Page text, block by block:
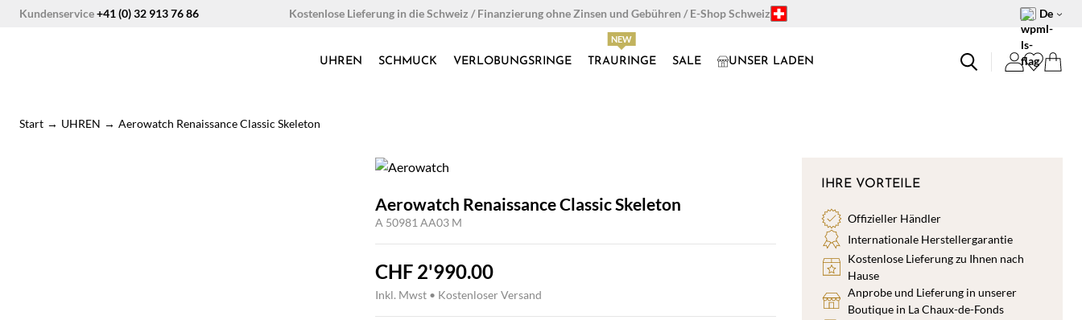
ZumKundenservice+41 (0) 32 913 76 86 Kostenlose Lieferung in die Schweiz / Finanzierung ohne Zinsen und Gebühren / E-Shop Schweiz De
UHREN SCHMUCK VERLOBUNGSRINGE TRAURINGE SALE UNSER LADEN
Start → UHREN → Aerowatch Renaissance Classic Skeleton
Aerowatch Renaissance Classic Skeleton
A 50981 AA03 M
CHF2'990.00
Inkl. Mwst • Kostenloser Versand
IHRE VORTEILE
Offizieller Händler
Internationale Herstellergarantie
Kostenlose Lieferung zu Ihnen nach
Hause
Anprobe und Lieferung in unserer
Boutique in La Chaux-de-Fonds